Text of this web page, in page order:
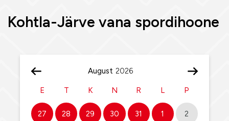
August
E T K N R L P
27 28 29 30 31 1 2
Kohtla-Järve vana spordihoone